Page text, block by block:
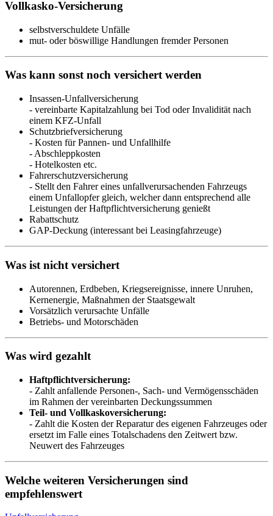
Vollkasko-Versicherung
selbstverschuldete Unfälle
mut- oder böswillige Handlungen fremder Personen
Was kann sonst noch versichert werden
Insassen-Unfallversicherung
- vereinbarte Kapitalzahlung bei Tod oder Invalidität nach
einem KFZ-Unfall
Schutzbriefversicherung
- Kosten für Pannen- und Unfallhilfe
- Abschleppkosten
- Hotelkosten etc.
Fahrerschutzversicherung
- Stellt den Fahrer eines unfallverursachenden Fahrzeugs
einem Unfallopfer gleich, welcher dann entsprechend alle
Leistungen der Haftpflichtversicherung genießt
Rabattschutz
GAP-Deckung (interessant bei Leasingfahrzeuge)
Was ist nicht versichert
Autorennen, Erdbeben, Kriegsereignisse, innere Unruhen,
Kernenergie, Maßnahmen der Staatsgewalt
Vorsätzlich verursachte Unfälle
Betriebs- und Motorschäden
Was wird gezahlt
Haftpflichtversicherung:
- Zahlt anfallende Personen-, Sach- und Vermögensschäden
im Rahmen der vereinbarten Deckungssummen
Teil- und Vollkaskoversicherung:
- Zahlt die Kosten der Reparatur des eigenen Fahrzeuges oder
ersetzt im Falle eines Totalschadens den Zeitwert bzw.
Neuwert des Fahrzeuges
Welche weiteren Versicherungen sind
empfehlenswert